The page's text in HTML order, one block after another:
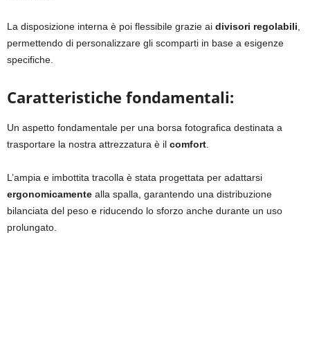
La disposizione interna è poi flessibile grazie ai divisori regolabili
permettendo di personalizzare gli scomparti in base a esigenze
specifiche.
Caratteristiche fondamentali:
Un aspetto fondamentale per una borsa fotografica destinata a
trasportare la nostra attrezzatura è il comfort
L’ampia e imbottita tracolla è stata progettata per adattarsi
ergonomicamente alla spalla, garantendo una distribuzione
bilanciata del peso e riducendo lo sforzo anche durante un uso
prolungato.